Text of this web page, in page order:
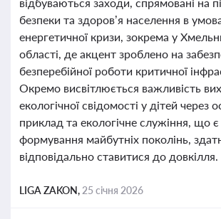
безпеки та здоров’я населення в
енергетичної кризи, зокрема у
області, де акцент зроблено на
безперебійної роботи критичної
Окремо висвітлюється важливість
екологічної свідомості у дітей через
приклад та екологічне служіння, що
формування майбутніх поколінь,
відповідально ставитися до довкілля.
LIGA ZAKON, 25 січня 2026